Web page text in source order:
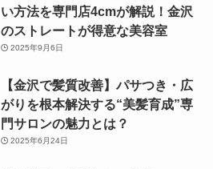
い方法を専門店4cmが解説！金沢
のストレートが得意な美容室
2025年9月6日
【金沢で髪質改善】パサつき・広
がりを根本解決する“美髪育成”専
門サロンの魅力とは？
2025年6月24日